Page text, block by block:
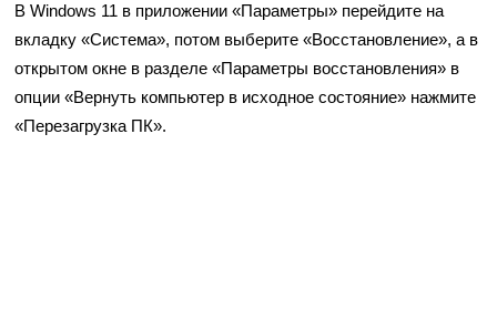
В Windows 11 в приложении «Параметры» перейдите на
вкладку «Система», потом выберите «Восстановление», а в
открытом окне в разделе «Параметры восстановления» в
опции «Вернуть компьютер в исходное состояние» нажмите
«Перезагрузка ПК».